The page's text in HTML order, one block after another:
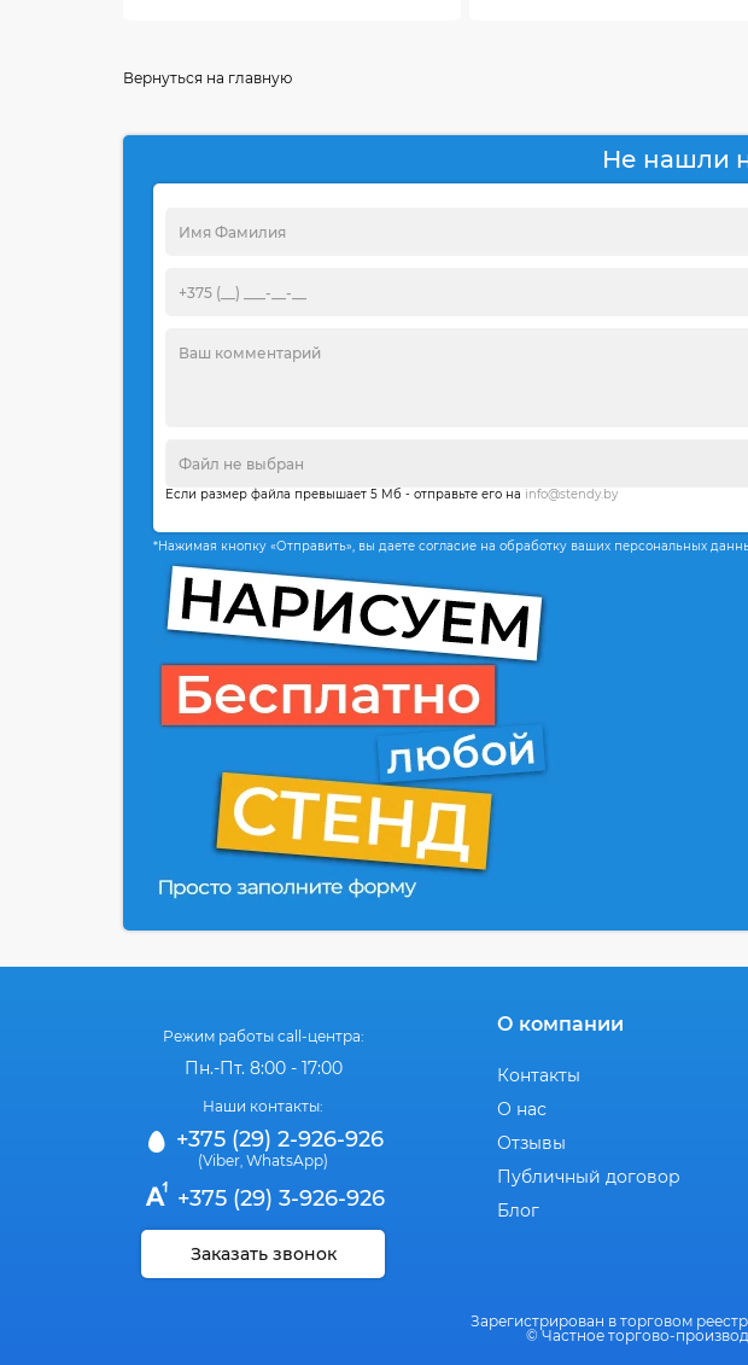
Вернуться на главную
Не нашли
Если размер файла превышает 5 Мб - отправьте его на info@stendy.by
*Нажимая кнопку «Отправить», вы даете согласие на обработку ваших персональных
Режим работы call-центра:
Пн.-Пт. 8:00 - 17:00
Наши контакты:
+375 (29) 2-926-926
(Viber, WhatsApp)
+375 (29) 3-926-926
Заказать звонок
О компании
Контакты
О нас
Отзывы
Публичный договор
Блог
Зарегистрирован в торговом
© Частное торгово-